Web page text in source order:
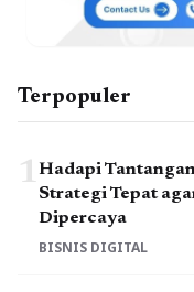
Terpopuler
1Hadapi
Strategi Tepat
Dipercaya
BISNIS DIGITAL